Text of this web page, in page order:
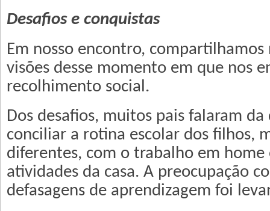
Desafios e conquistas
Em nosso encontro, compartilhamos
visões desse momento em que nos
recolhimento social.
Dos desafios, muitos pais falaram
conciliar a rotina escolar dos filhos,
diferentes, com o trabalho em home
atividades da casa. A preocupação
defasagens de aprendizagem foi